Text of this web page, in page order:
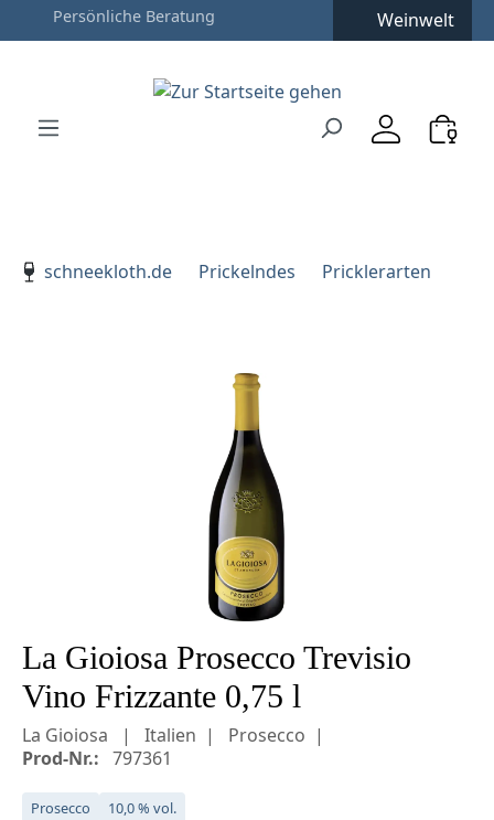
Zum Hauptinhalt springen
Zur Hauptnavigation springen
Weinwelt
schneekloth.de
Prickelndes Pricklerarten
Bildergalerie überspringen
La Gioiosa Prosecco Trevisio
Vino Frizzante 0,75 l
La Gioiosa Italien
Prosecco
Prod-Nr.: 797361
Prosecco 10,0 % vol.